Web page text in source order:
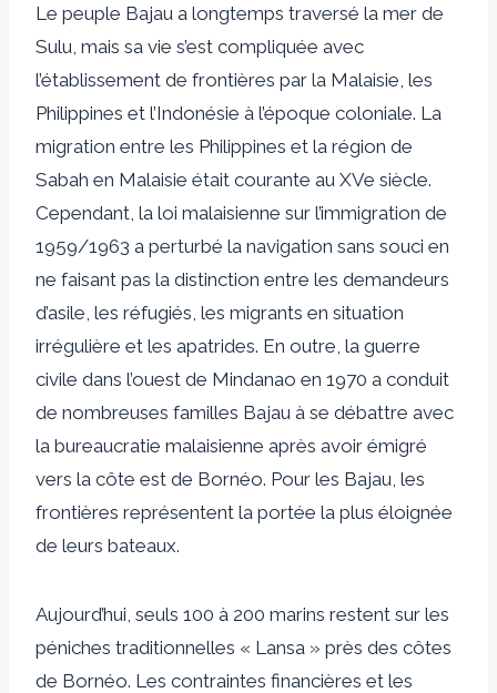
Le peuple Bajau a longtemps traversé la mer de
Sulu, mais sa vie s’est compliquée avec
l’établissement de frontières par la Malaisie, les
Philippines et l’Indonésie à l’époque coloniale. La
migration entre les Philippines et la région de
Sabah en Malaisie était courante au XVe siècle.
Cependant, la loi malaisienne sur l’immigration de
1959/1963 a perturbé la navigation sans souci en
ne faisant pas la distinction entre les demandeurs
d’asile, les réfugiés, les migrants en situation
irrégulière et les apatrides. En outre, la guerre
civile dans l’ouest de Mindanao en 1970 a conduit
de nombreuses familles Bajau à se débattre avec
la bureaucratie malaisienne après avoir émigré
vers la côte est de Bornéo. Pour les Bajau, les
frontières représentent la portée la plus éloignée
de leurs bateaux.
Aujourd’hui, seuls 100 à 200 marins restent sur les
péniches traditionnelles « Lansa » près des côtes
de Bornéo. Les contraintes financières et les